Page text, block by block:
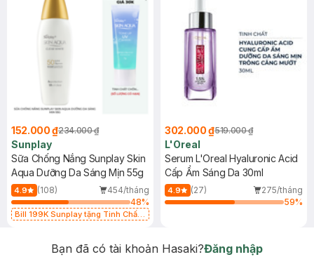
152.000 ₫234.000 ₫
Sunplay
Sữa Chống Nắng Sunplay Skin
Aqua Dưỡng Da Sáng Mịn 55g
4.9 (108)
454/tháng
48%
Bill 199K Sunplay tặng Tinh Chất
302.000 ₫519.000 ₫
L'Oreal
Serum L'Oreal Hyaluronic Acid
Cấp Ẩm Sáng Da 30ml
4.9 (27)
275/tháng
59%
Bạn đã có tài khoản Hasaki?Đăng nhập